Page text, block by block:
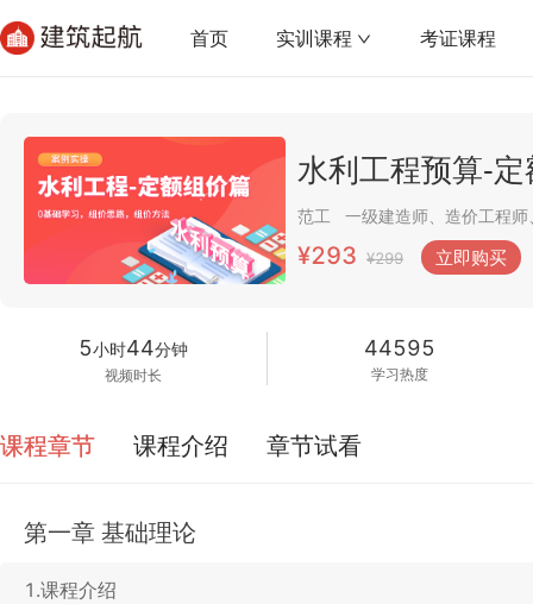
首页 实训课程 考证课程
水利工程预算-
范工
¥293 ¥299 立即购买
5小时44分钟
视频时长
44595
学习热度
课程章节 课程介绍 章节试看
第一章 基础理论
1.课程介绍